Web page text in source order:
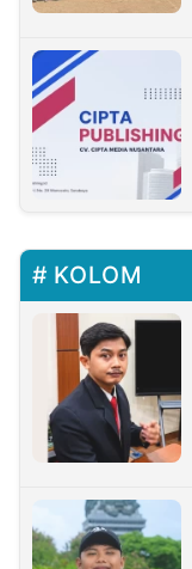
KOLOM